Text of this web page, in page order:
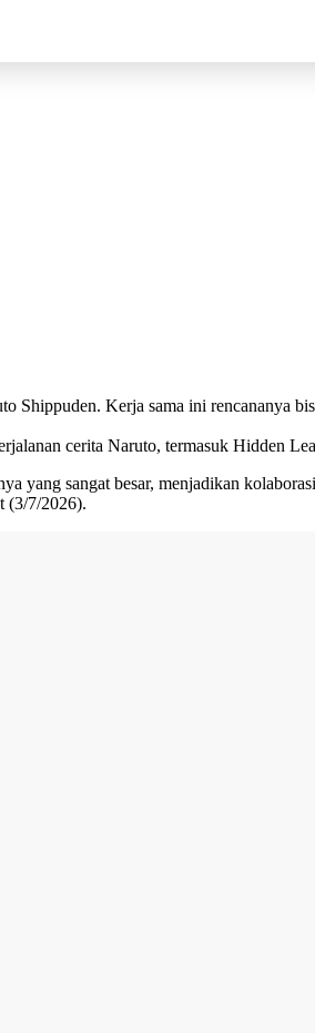
Kerja sama ini rencananya
cerita Naruto, termasuk Hidden
yang sangat besar, menjadikan
(3/7/2026).